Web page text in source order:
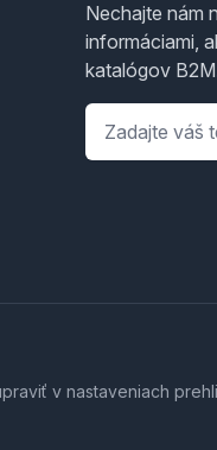
Nechajte nám
informáciami,
katalógov
Telefón
v nastaveniach